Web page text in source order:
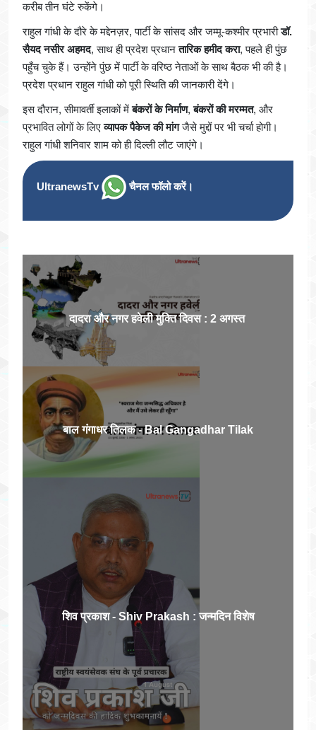
करीब तीन घंटे रुकेंगे।
राहुल गांधी के दौरे के मद्देनज़र, पार्टी के सांसद और जम्मू-कश्मीर प्रभारीडॉ.
सैयद नसीर अहमद, साथ ही प्रदेश प्रधानतारिक हमीद करा, पहले ही पुंछ
पहुँच चुके हैं। उन्होंने पुंछ में पार्टी के वरिष्ठ नेताओं के साथ बैठक भी की है।
प्रदेश प्रधान राहुल गांधी को पूरी स्थिति की जानकारी देंगे।
इस दौरान, सीमावर्ती इलाकों मेंबंकरों के निर्माण,बंकरों की मरम्मत, और
प्रभावित लोगों के लिएव्यापक पैकेज की मांगजैसे मुद्दों पर भी चर्चा होगी।
राहुल गांधी शनिवार शाम को ही दिल्ली लौट जाएंगे।
UltranewsTv चैनल फॉलो करें।
दादरा और नगर हवेली मुक्ति दिवस : 2 अगस्त
बाल गंगाधर तिलक - Bal Gangadhar Tilak
शिव प्रकाश - Shiv Prakash : जन्मदिन विशेष